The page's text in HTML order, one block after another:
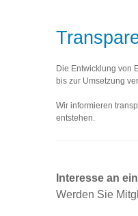
Die Entwicklung von
bis zur Umsetzung
Wir informieren
entstehen.
Interesse an
Werden Sie